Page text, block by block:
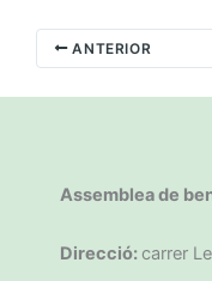
ANTERIOR
Assemblea de
Direcció: carrer